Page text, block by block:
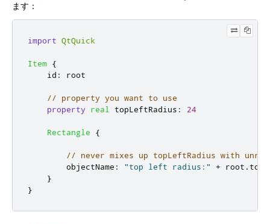
ます：
import QtQuick
Item {
id : root
// property you want to use
property
real topLeftRadius : 24
Rectangle {
// never mixes up topLeftRadius with
objectName : "top left radius:" + root .
}
}